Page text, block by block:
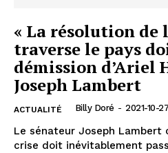
« La résolution de
traverse le pays
démission d’Ariel
Joseph Lambert
ACTUALITÉ Billy Doré - 2021-10-
Le sénateur Joseph
crise doit inévitablement